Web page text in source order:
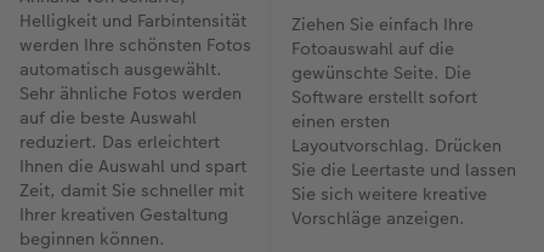
Helligkeit und Farbintensität
werden Ihre schönsten Fotos
automatisch ausgewählt.
Sehr ähnliche Fotos werden
auf die beste Auswahl
reduziert. Das erleichtert
Ihnen die Auswahl und spart
Zeit, damit Sie schneller mit
Ihrer kreativen Gestaltung
beginnen können.
Ziehen Sie einfach Ihre
Fotoauswahl auf die
gewünschte Seite. Die
Software erstellt sofort
einen ersten
Layoutvorschlag. Drücken
Sie die Leertaste und lassen
Sie sich weitere kreative
Vorschläge anzeigen.